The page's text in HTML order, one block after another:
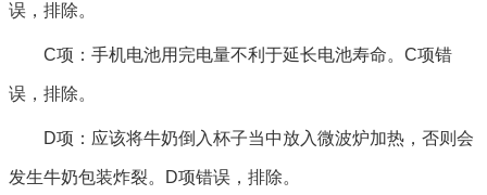
误，排除。
C项：手机电池用完电量不利于延长电池寿命。C项错
误，排除。
D项：应该将牛奶倒入杯子当中放入微波炉加热，否则会
发生牛奶包装炸裂。D项错误，排除。